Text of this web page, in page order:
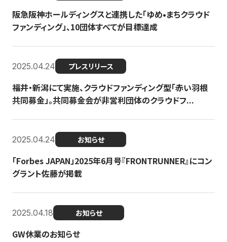
阪急阪神ホールディングスと連携した「ゆめ•まちクラウド
ファンディング」、10団体すべてが目標達成
2025.04.24 プレスリリース
福井・新潟にて実施、クラウドファンディング型「赤い羽根
共同募金」。共同募金会が非営利団体のクラウドフ...
2025.04.24 お知らせ
「Forbes JAPAN」2025年6月号『FRONTRUNNER』にコン
グラント佐藤が掲載
2025.04.18 お知らせ
GW休業のお知らせ